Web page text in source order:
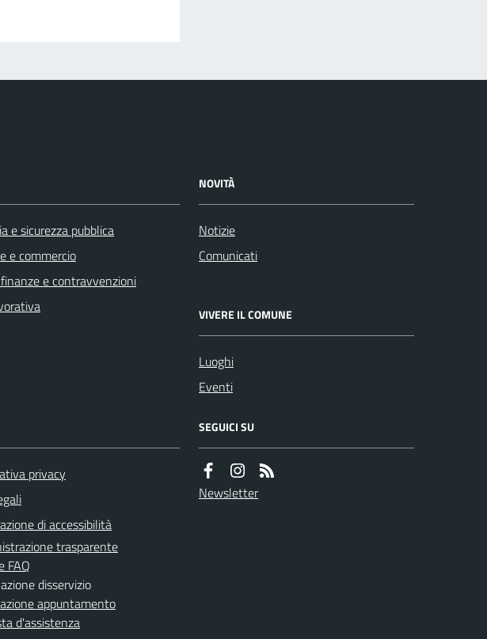
e sicurezza pubblica
e commercio
e contravvenzioni
NOVITÀ
Notizie
Comunicati
VIVERE IL COMUNE
Luoghi
Eventi
privacy
di accessibilità
trasparente
FAQ
disservizio
appuntamento
d'assistenza
SEGUICI SU
Newsletter